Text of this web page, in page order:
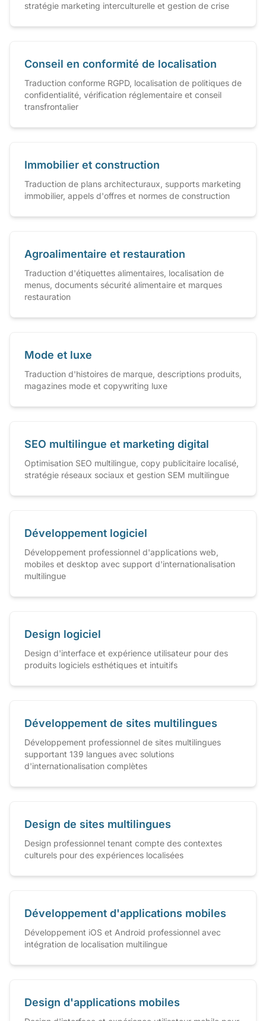
stratégie marketing interculturelle et gestion de crise
Conseil en conformité de localisation
Traduction conforme RGPD, localisation de politiques de
confidentialité, vérification réglementaire et conseil
transfrontalier
Immobilier et construction
Traduction de plans architecturaux, supports marketing
immobilier, appels d'offres et normes de construction
Agroalimentaire et restauration
Traduction d'étiquettes alimentaires, localisation de
menus, documents sécurité alimentaire et marques
restauration
Mode et luxe
Traduction d'histoires de marque, descriptions produits,
magazines mode et copywriting luxe
SEO multilingue et marketing digital
Optimisation SEO multilingue, copy publicitaire localisé,
stratégie réseaux sociaux et gestion SEM multilingue
Développement logiciel
Développement professionnel d'applications web,
mobiles et desktop avec support d'internationalisation
multilingue
Design logiciel
Design d'interface et expérience utilisateur pour des
produits logiciels esthétiques et intuitifs
Développement de sites multilingues
Développement professionnel de sites multilingues
supportant 139 langues avec solutions
d'internationalisation complètes
Design de sites multilingues
Design professionnel tenant compte des contextes
culturels pour des expériences localisées
Développement d'applications mobiles
Développement iOS et Android professionnel avec
intégration de localisation multilingue
Design d'applications mobiles